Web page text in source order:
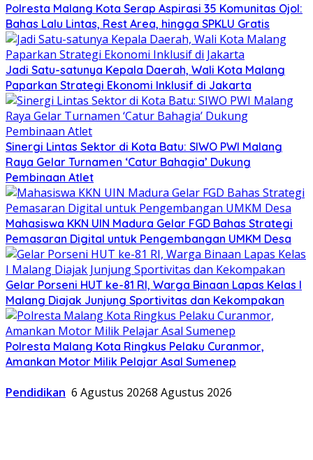
Polresta Malang Kota Serap Aspirasi 35 Komunitas Ojol:
Bahas Lalu Lintas, Rest Area, hingga SPKLU Gratis
Jadi Satu-satunya Kepala Daerah, Wali Kota Malang
Paparkan Strategi Ekonomi Inklusif di Jakarta
Sinergi Lintas Sektor di Kota Batu: SIWO PWI Malang
Raya Gelar Turnamen ‘Catur Bahagia’ Dukung
Pembinaan Atlet
Mahasiswa KKN UIN Madura Gelar FGD Bahas Strategi
Pemasaran Digital untuk Pengembangan UMKM Desa
Gelar Porseni HUT ke-81 RI, Warga Binaan Lapas Kelas I
Malang Diajak Junjung Sportivitas dan Kekompakan
Polresta Malang Kota Ringkus Pelaku Curanmor,
Amankan Motor Milik Pelajar Asal Sumenep
Pendidikan 6 Agustus 20268 Agustus 2026